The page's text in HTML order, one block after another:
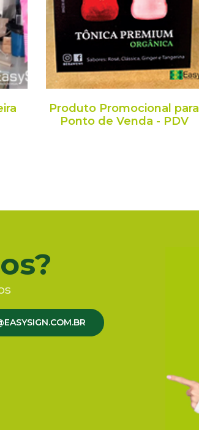
Produto Promocional para
Ponto de Venda - PDV